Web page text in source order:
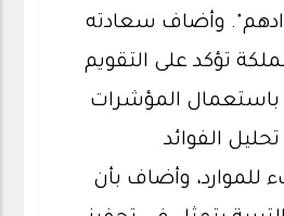
وأضاف سعادته
تؤكد على التقويم
باستعمال المؤشرات
الفوائد
للموارد، وأضاف بأن